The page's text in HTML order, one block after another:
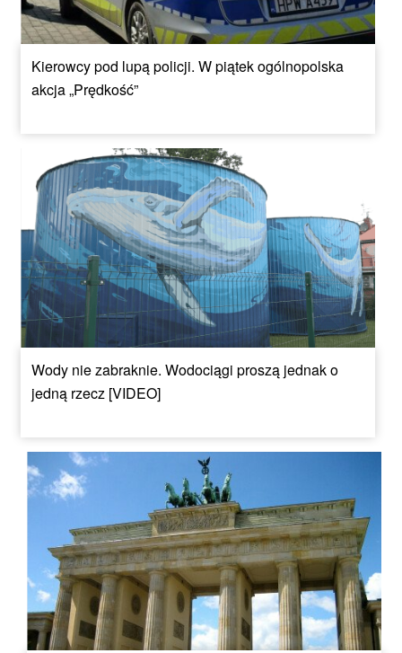
Kierowcy pod lupą policji. W piątek ogólnopolska
akcja „Prędkość”
Wody nie zabraknie. Wodociągi proszą jednak o
jedną rzecz [VIDEO]